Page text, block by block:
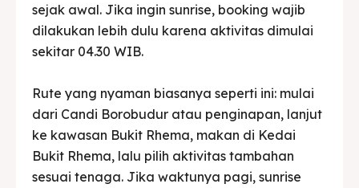
sejak awal. Jika ingin sunrise, booking wajib
dilakukan lebih dulu karena aktivitas dimulai
sekitar 04.30 WIB.
Rute yang nyaman biasanya seperti ini: mulai
dari Candi Borobudur atau penginapan, lanjut
ke kawasan Bukit Rhema, makan di Kedai
Bukit Rhema, lalu pilih aktivitas tambahan
sesuai tenaga. Jika waktunya pagi, sunrise